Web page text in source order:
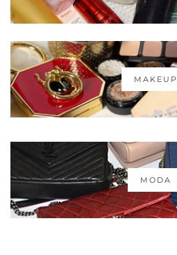
MAKEUP
MODA